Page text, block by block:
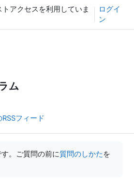
する
アクセスを利用していま
ログイ
ン
ム
フィード
。ご質問の前に質問のしかた を